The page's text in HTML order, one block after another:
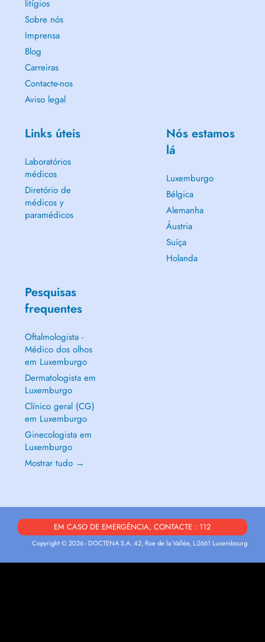
litígios
Sobre nós
Imprensa
Blog
Carreiras
Contacte-nos
Aviso legal
Links úteis
Laboratórios
médicos
Diretório de
médicos y
paramédicos
Nós estamos
lá
Luxemburgo
Bélgica
Alemanha
Áustria
Suíça
Holanda
Pesquisas
frequentes
Oftalmologista -
Médico dos olhos
em Luxemburgo
Dermatologista em
Luxemburgo
Clínico geral (CG)
em Luxemburgo
Ginecologista em
Luxemburgo
Mostrar tudo →
EM CASO DE EMERGÊNCIA, CONTACTE : 112
Copyright © 2026 - DOCTENA S.A. 42, Rue de la Vallée, L-2661 Luxembourg